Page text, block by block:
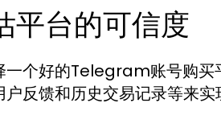
平台的可信度
一个好的Telegram账号购买
户反馈和历史交易记录等来